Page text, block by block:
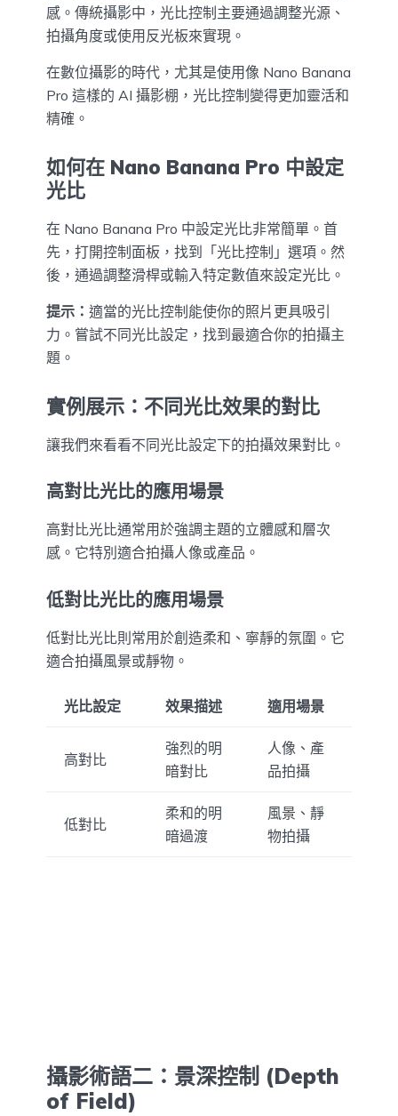
感。傳統攝影中，光比控制主要通過調整光源、
拍攝角度或使用反光板來實現。
在數位攝影的時代，尤其是使用像 Nano Banana
Pro 這樣的 AI 攝影棚，光比控制變得更加靈活和
精確。
如何在 Nano Banana Pro 中設定
光比
在 Nano Banana Pro 中設定光比非常簡單。首
先，打開控制面板，找到「光比控制」選項。然
後，通過調整滑桿或輸入特定數值來設定光比。
提示： 適當的光比控制能使你的照片更具吸引
力。嘗試不同光比設定，找到最適合你的拍攝主
題。
實例展示：不同光比效果的對比
讓我們來看看不同光比設定下的拍攝效果對比。
高對比光比的應用場景
高對比光比通常用於強調主題的立體感和層次
感。它特別適合拍攝人像或產品。
低對比光比的應用場景
低對比光比則常用於創造柔和、寧靜的氛圍。它
適合拍攝風景或靜物。
光比設定 效果描述 適用場景
高對比
強烈的明
暗對比
人像、產
品拍攝
低對比
柔和的明
暗過渡
風景、靜
物拍攝
攝影術語二：景深控制 (Depth
of Field)